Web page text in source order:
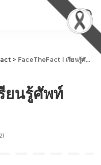
> FaceTheFact l เรียนรู้ศัพท์ใหม่ๆให้ชีวิตสนุก
ยนรู้ศัพท์